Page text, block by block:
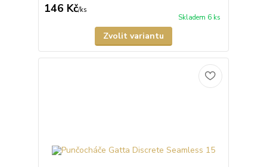
146 Kč/ks
Skladem 6 ks
Zvolit variantu